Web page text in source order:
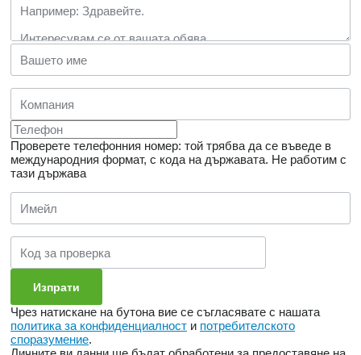
Проверете телефонния номер: той трябва да се въведе в
международния формат, с кода на държавата. Не работим с
тази държава
Чрез натискане на бутона вие се съгласявате с нашата
политика за конфиденциалност и потребителското
споразумение.